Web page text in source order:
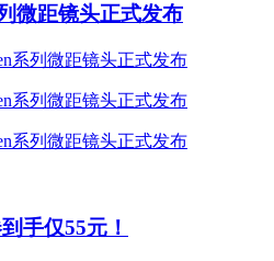
微距镜头正式发布
手仅55元！